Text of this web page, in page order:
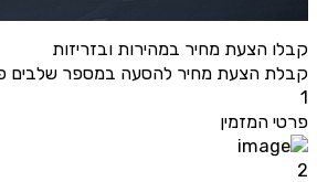
קבלו הצעת מחיר במהירות ובזריזות
קבלת הצעת מחיר להסעה במספר שלבים
1
פרטי המזמין
2